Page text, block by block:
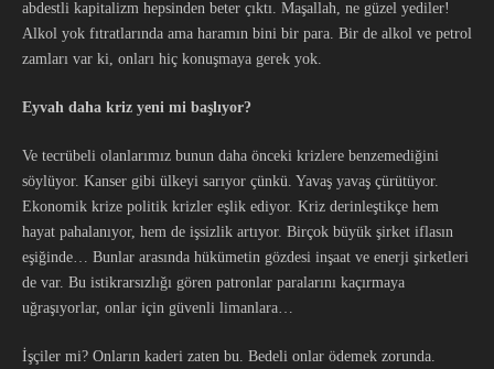
abdestli kapitalizm hepsinden beter çıktı. Maşallah, ne güzel yediler!
Alkol yok fıtratlarında ama haramın bini bir para. Bir de alkol ve petrol
zamları var ki, onları hiç konuşmaya gerek yok.
Eyvah daha kriz yeni mi başlıyor?
Ve tecrübeli olanlarımız bunun daha önceki krizlere benzemediğini
söylüyor. Kanser gibi ülkeyi sarıyor çünkü. Yavaş yavaş çürütüyor.
Ekonomik krize politik krizler eşlik ediyor. Kriz derinleştikçe hem
hayat pahalanıyor, hem de işsizlik artıyor. Birçok büyük şirket iflasın
eşiğinde… Bunlar arasında hükümetin gözdesi inşaat ve enerji şirketleri
de var. Bu istikrarsızlığı gören patronlar paralarını kaçırmaya
uğraşıyorlar, onlar için güvenli limanlara…
İşçiler mi? Onların kaderi zaten bu. Bedeli onlar ödemek zorunda.